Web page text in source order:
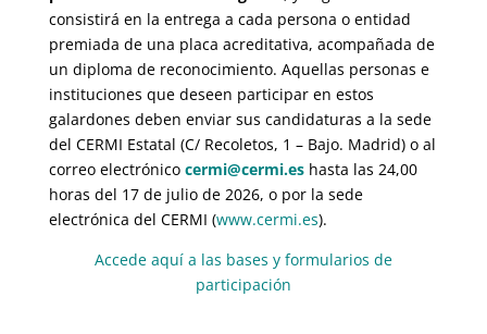
consistirá en la entrega a cada persona o entidad
premiada de una placa acreditativa, acompañada de
un diploma de reconocimiento. Aquellas personas e
instituciones que deseen participar en estos
galardones deben enviar sus candidaturas a la sede
del CERMI Estatal (C/ Recoletos, 1 – Bajo. Madrid) o al
correo electrónico cermi@cermi.eshasta las 24,00
horas del 17 de julio de 2026, o por la sede
electrónica del CERMI (www.cermi.es).
Accede aquí a las bases y formularios de
participación